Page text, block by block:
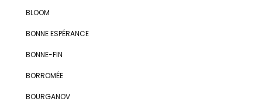
BLOOM
BONNE ESPÉRANCE
BONNE-FIN
BORROMÉE
BOURGANOV